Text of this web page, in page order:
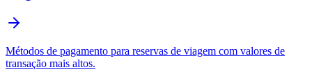
Métodos de pagamento para reservas de viagem com valores de
transação mais altos.